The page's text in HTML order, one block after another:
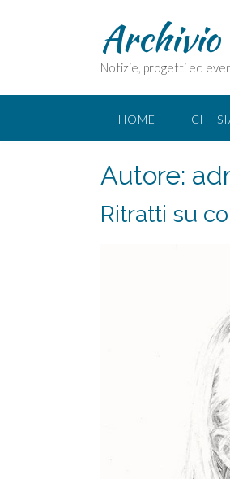
Notizie, progetti ed
HOME CHI
Autore:
Ritratti su